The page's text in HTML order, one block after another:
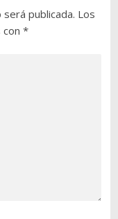
publicada. Los
*